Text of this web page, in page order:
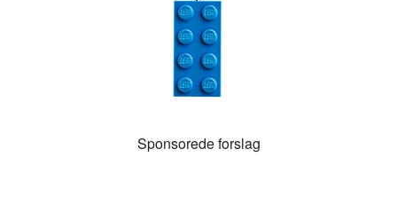
Sponsorede forslag